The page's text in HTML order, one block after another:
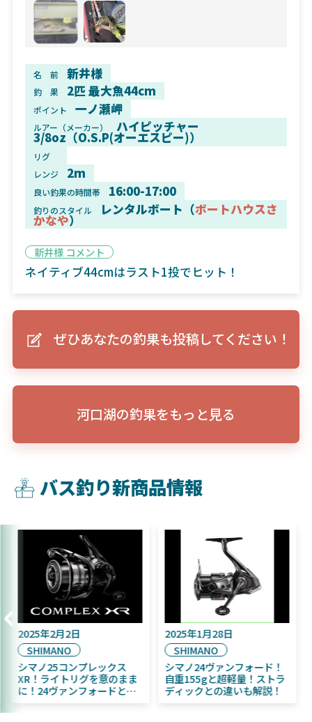
名 前 新井様
釣 果 2匹 最大魚44cm
ポイント 一ノ瀬岬
ルアー（メーカー） ハイピッチャー
3/8oz（O.S.P(オーエスピー)）
リグ
レンジ
2m
良い釣果の時間帯 16:00-17:00
釣りのスタイル レンタルボート（ボートハウスさ
かなや）
新井様 コメント
ネイティブ44cmはラスト1投でヒット！
ぜひあなたの釣果も投稿してください！
河口湖の釣果をもっと見る
バス釣り新商品情報
2025年9月16日
DAIWA
2025年11月発売予定！
DAIWA ふく魚／ちびふく魚
はビッグベイト初心者にお
2025年2月2日
SHIMANO
シマノ25コンプレックス
XR！ライトリグを意のまま
に！24ヴァンフォードとの